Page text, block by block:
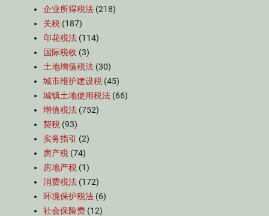
企业所得税法 (218)
关税 (187)
印花税法 (114)
国际税收 (3)
土地增值税法 (30)
城市维护建设税 (45)
城镇土地使用税法 (66)
增值税法 (752)
契税 (93)
实务指引
(2)
房产税 (74)
房地产税 (1)
消费税法 (172)
环境保护税法 (6)
社会保险费 (12)